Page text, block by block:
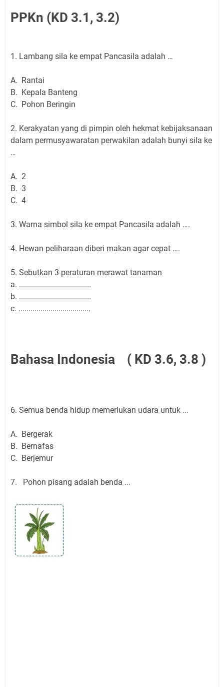
PPKn (KD 3.1, 3.2)
1. Lambang sila ke empat Pancasila adalah …
A. Rantai
B. Kepala Banteng
C. Pohon Beringin
2. Kerakyatan yang di pimpin oleh hekmat kebijaksanaan
dalam permusyawaratan perwakilan adalah bunyi sila ke
…
A. 2
B. 3
C. 4
3. Warna simbol sila ke empat Pancasila adalah ….
4. Hewan peliharaan diberi makan agar cepat ….
5. Sebutkan 3 peraturan merawat tanaman
a. ....................................
b. ....................................
c. ....................................
Bahasa Indonesia ( KD 3.6, 3.8 )
6. Semua benda hidup memerlukan udara untuk ...
A. Bergerak
B. Bernafas
C. Berjemur
7. Pohon pisang adalah benda ...